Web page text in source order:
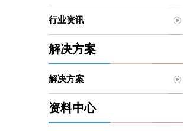
行业资讯
解决方案
解决方案
资料中心